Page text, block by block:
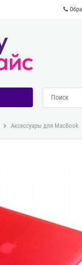
Аксессуары для MacBook